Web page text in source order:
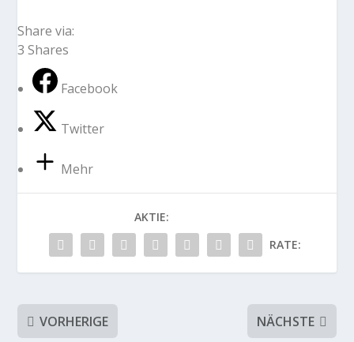
Share via:
3 Shares
Facebook
Twitter
Mehr
AKTIE:
RATE:
VORHERIGE NÄCHSTE